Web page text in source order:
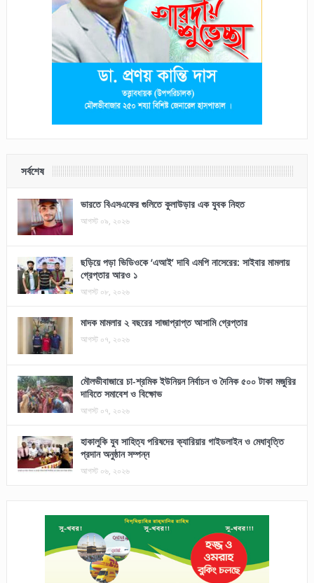
সর্বশেষ
ভারতে বিএসএফের গুলিতে কুলাউড়ার এক যুবক নিহত
আগস্ট ০৯, ২০২৬
ছড়িয়ে পড়া ভিডিওকে ‘এআই’ দাবি এমপি নাসেরের: সাইবার মামলায়
গ্রেপ্তার আরও ১
আগস্ট ০৮, ২০২৬
মাদক মামলার ২ বছরের সাজাপ্রাপ্ত আসামি গ্রেপ্তার
আগস্ট ০৭, ২০২৬
মৌলভীবাজারে চা-শ্রমিক ইউনিয়ন নির্বাচন ও দৈনিক ৫০০ টাকা মজুরির
দাবিতে সমাবেশ ও বিক্ষোভ
আগস্ট ০৭, ২০২৬
হাকালুকি যুব সাহিত্য পরিষদের ক্যারিয়ার গাইডলাইন ও মেধাবৃত্তি
প্রদান অনুষ্ঠান সম্পন্ন
আগস্ট ০৬, ২০২৬